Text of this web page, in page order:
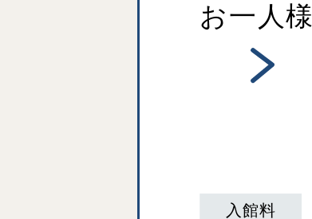
お一人様
入館料